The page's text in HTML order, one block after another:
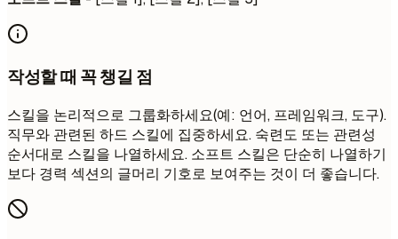
작성할 때 꼭 챙길 점
스킬을 논리적으로 그룹화하세요(예: 언어, 프레임워크, 도구).
직무와 관련된 하드 스킬에 집중하세요. 숙련도 또는 관련성
순서대로 스킬을 나열하세요. 소프트 스킬은 단순히 나열하기
보다 경력 섹션의 글머리 기호로 보여주는 것이 더 좋습니다.